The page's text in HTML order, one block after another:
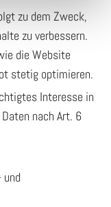
zu dem Zweck,
zu verbessern.
die Website
stetig optimieren.
Interesse in
nach Art. 6
und